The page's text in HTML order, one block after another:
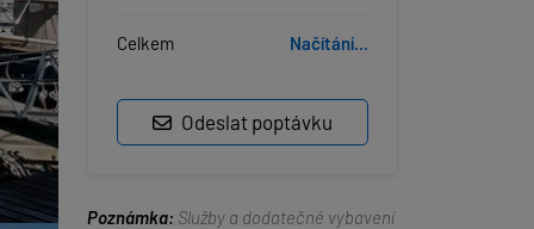
Celkem Načítání...
Odeslat poptávku
Poznámka: Služby a dodatečné vybavení